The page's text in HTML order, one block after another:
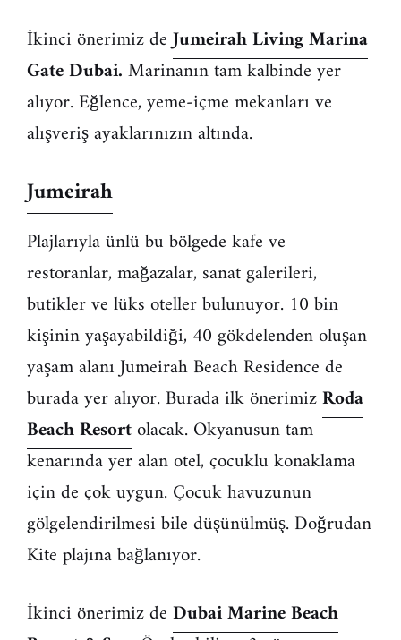
İkinci önerimiz deJumeirah Living Marina
Gate Dubai.Marinanın tam kalbinde yer
alıyor. Eğlence, yeme-içme mekanları ve
alışveriş ayaklarınızın altında.
Jumeirah
Plajlarıyla ünlü bu bölgede kafe ve
restoranlar, mağazalar, sanat galerileri,
butikler ve lüks oteller bulunuyor. 10 bin
kişinin yaşayabildiği, 40 gökdelenden oluşan
yaşam alanı Jumeirah Beach Residence de
burada yer alıyor. Burada ilk önerimizRoda
Beach Resortolacak. Okyanusun tam
kenarında yer alan otel, çocuklu konaklama
için de çok uygun. Çocuk havuzunun
gölgelendirilmesi bile düşünülmüş. Doğrudan
Kite plajına bağlanıyor.
İkinci önerimiz deDubai Marine Beach